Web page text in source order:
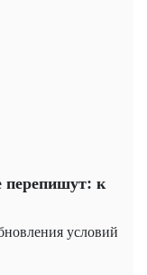
перепишут: к
условий